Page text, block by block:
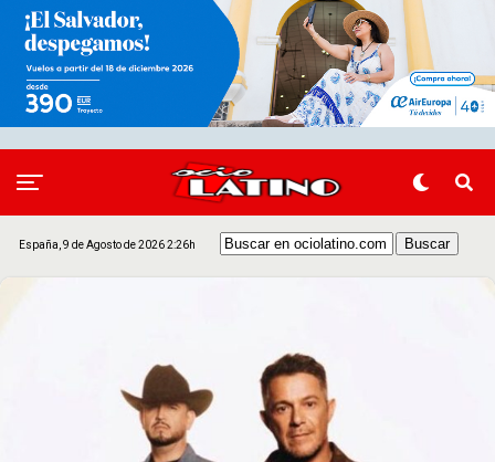
España, 9 de Agosto de 2026 2:26h